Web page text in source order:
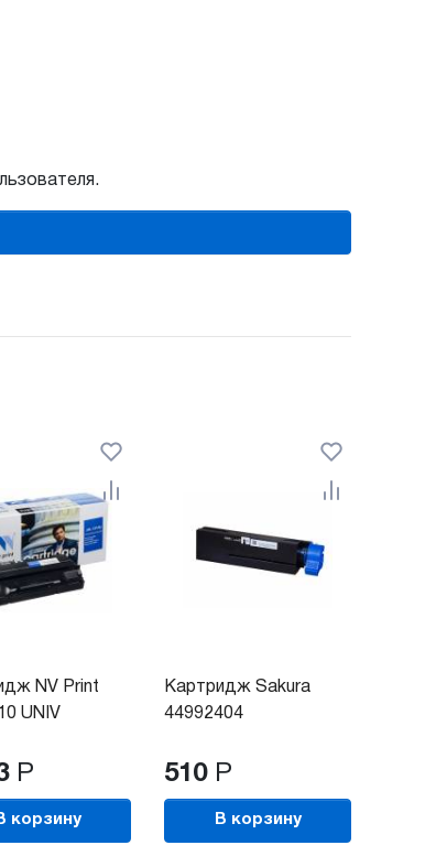
NV Print
UNIV
Р
корзину
Картридж Sakura
44992404
510 Р
В корзину